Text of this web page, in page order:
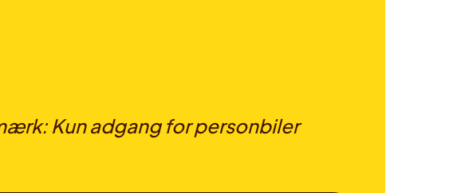
Kun adgang for personbiler